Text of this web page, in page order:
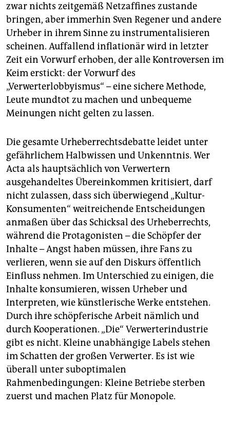
zwar nichts zeitgemäß Netzaffines zustande
bringen, aber immerhin Sven Regener und andere
Urheber in ihrem Sinne zu instrumentalisieren
scheinen. Auffallend inflationär wird in letzter
Zeit ein Vorwurf erhoben, der alle Kontroversen im
Keim erstickt: der Vorwurf des
„Verwerterlobbyismus“ – eine sichere Methode,
Leute mundtot zu machen und unbequeme
Meinungen nicht gelten zu lassen.
Die gesamte Urheberrechtsdebatte leidet unter
gefährlichem Halbwissen und Unkenntnis. Wer
Acta als hauptsächlich von Verwertern
ausgehandeltes Übereinkommen kritisiert, darf
nicht zulassen, dass sich überwiegend „Kultur-
Konsumenten“ weitreichende Entscheidungen
anmaßen über das Schicksal des Urheberrechts,
während die Protagonisten – die Schöpfer der
Inhalte – Angst haben müssen, ihre Fans zu
verlieren, wenn sie auf den Diskurs öffentlich
Einfluss nehmen. Im Unterschied zu einigen, die
Inhalte konsumieren, wissen Urheber und
Interpreten, wie künstlerische Werke entstehen.
Durch ihre schöpferische Arbeit nämlich und
durch Kooperationen. „Die“ Verwerterindustrie
gibt es nicht. Kleine unabhängige Labels stehen
im Schatten der großen Verwerter. Es ist wie
überall unter suboptimalen
Rahmenbedingungen: Kleine Betriebe sterben
zuerst und machen Platz für Monopole.